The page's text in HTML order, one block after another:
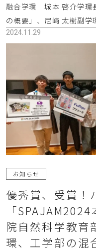
融合学環 城本 啓介学環
の概要」、尼﨑 太樹副
2024.11.29
お知らせ
優秀賞、受賞！
「
院自然科学教育
環、工学部の混